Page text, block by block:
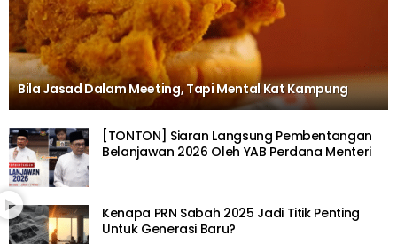
Bila Jasad Dalam Meeting, Tapi Mental Kat Kampung
[TONTON] Siaran Langsung Pembentangan
Belanjawan 2026 Oleh YAB Perdana Menteri
Kenapa PRN Sabah 2025 Jadi Titik Penting
Untuk Generasi Baru?